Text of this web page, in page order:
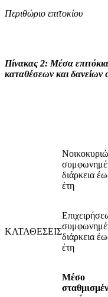
Περιθώριο επιτοκίου
Πίνακας 2: Μέσα
καταθέσεων και
ΚΑΤΑΘΕΣΕΙΣ
διάρκεια
έτη
διάρκεια
έτη
Μέσο